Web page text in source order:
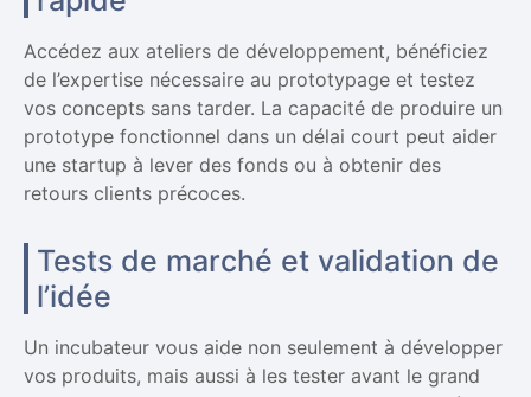
Accédez aux ateliers de développement, bénéficiez
de l’expertise nécessaire au prototypage et testez
vos concepts sans tarder. La capacité de produire un
prototype fonctionnel dans un délai court peut aider
une startup à lever des fonds ou à obtenir des
retours clients précoces.
Tests de marché et validation de
l’idée
Un incubateur vous aide non seulement à développer
vos produits, mais aussi à les tester avant le grand